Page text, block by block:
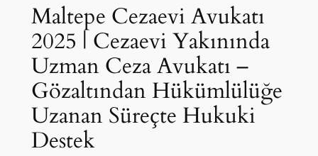
Maltepe Cezaevi Avukatı
2025 | Cezaevi Yakınında
Uzman Ceza Avukatı –
Gözaltından Hükümlülüğe
Uzanan Süreçte Hukuki
Destek